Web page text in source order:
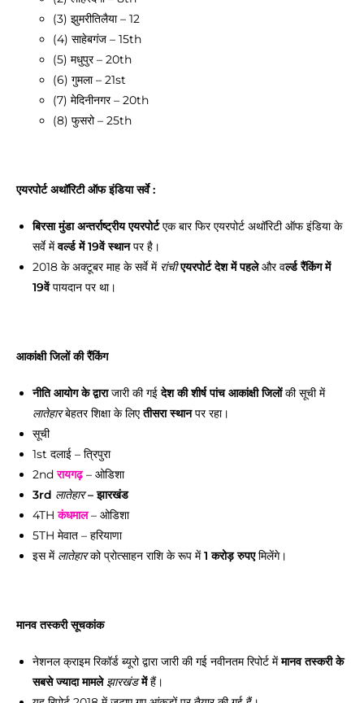
(3) झुमरीतिलैया – 12
(4) साहेबगंज – 15th
(5) मधुपुर – 20th
(6) गुमला – 21st
(7) मेदिनीनगर – 20th
(8) फुसरो – 25th
एयरपोर्ट अथॉरिटी ऑफ इंडिया सर्वे :
बिरसा मुंडा अन्तर्राष्ट्रीय एयरपोर्टएक बार फिर एयरपोर्ट अथॉरिटी ऑफ इंडिया के
सर्वे मेंवर्ल्ड में 19वें स्थानपर है।
2018 के अक्टूबर माह के सर्वे में रांचीएयरपोर्ट देश में पहलेऔर वर्ल्ड रैंकिंग में
19वेंपायदान पर था।
आकांक्षी जिलों की रैंकिंग
नीति आयोग के द्वाराजारी की गईदेश की शीर्ष पांच आकांक्षी जिलोंकी सूची में
लातेहारबेहतर शिक्षा के लिएतीसरा स्थानपर रहा।
सूची
1st दलाई – त्रिपुरा
2ndरायगढ़– ओडिशा
3rd लातेहार– झारखंड
4THकंधमाल– ओडिशा
5TH मेवात – हरियाणा
इस में लातेहारको प्रोत्साहन राशि के रूप में1 करोड़ रुपएमिलेंगे।
मानव तस्करी सूचकांक
नेशनल क्राइम रिकॉर्ड ब्यूरो द्वारा जारी की गई नवीनतम रिपोर्ट मेंमानव तस्करी के
सबसे ज्यादा मामले झारखंडमेंहैं।